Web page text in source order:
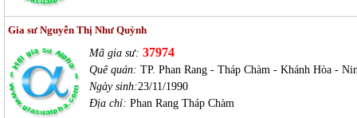
Gia sư Nguyễn Thị Như Quỳnh
Mã gia sư: 37974
Quê quán: TP. Phan Rang - Tháp Chàm - Khánh Hòa -
Ngày sinh:23/11/1990
Địa chỉ: Phan Rang Tháp Chàm